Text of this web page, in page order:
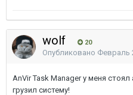
wolf 20
Опубликовано Февраль
AnVir Task Manager у меня
грузил систему!